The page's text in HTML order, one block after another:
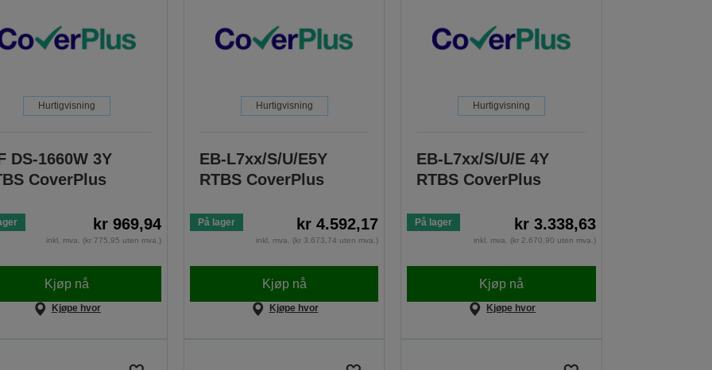
Hurtigvisning
DS-1660W 3Y
CoverPlus
kr 969,94
inkl. mva. (kr 775,95 uten mva.)
Kjøp nå
Kjøpe hvor
Hurtigvisning
EB-L7xx/S/U/E5Y
RTBS CoverPlus
På lager kr 4.592,17
inkl. mva. (kr 3.673,74 uten mva.)
Kjøp nå
Kjøpe hvor
Hurtigvisning
EB-L7xx/S/U/E 4Y
RTBS CoverPlus
På lager kr 3.338,63
inkl. mva. (kr 2.670,90 uten mva.)
Kjøp nå
Kjøpe hvor